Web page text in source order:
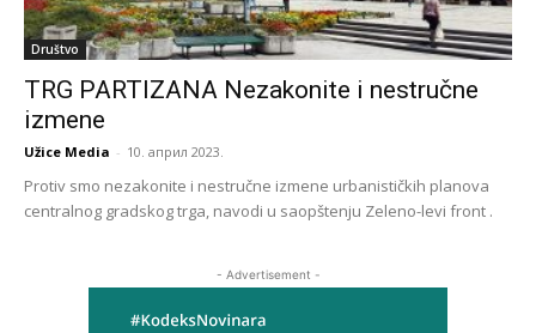
Društvo
TRG PARTIZANA Nezakonite i nestručne
izmene
Užice Media - 10. април 2023.
Protiv smo nezakonite i nestručne izmene urbanističkih planova
centralnog gradskog trga, navodi u saopštenju Zeleno-levi front .
- Advertisement -